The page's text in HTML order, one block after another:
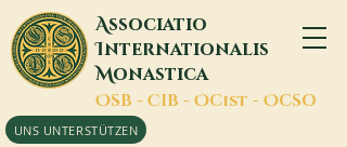
Associatio
Internationalis
Monastica
OSB - CIB - OCist - OCSO
UNS UNTERSTÜTZEN